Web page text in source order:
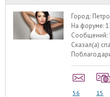
Город:
На форуме:
Сообщений:
Сказал(а)
56 15